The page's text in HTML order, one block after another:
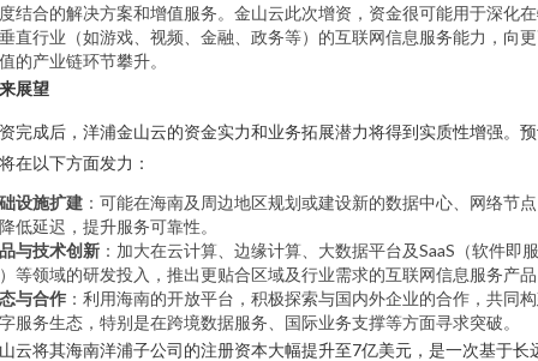
结合的解决方案和增值服务。金山云此次增资，资金很可能用于深化
直行业（如游戏、视频、金融、政务等）的互联网信息服务能力，向
的产业链环节攀升。
展望
完成后，洋浦金山云的资金实力和业务拓展潜力将得到实质性增强。
在以下方面发力：
设施扩建 ：可能在海南及周边地区规划或建设新的数据中心、网络节
低延迟，提升服务可靠性。
与技术创新 ：加大在云计算、边缘计算、大数据平台及SaaS（软件即服
等领域的研发投入，推出更贴合区域及行业需求的互联网信息服务产
与合作 ：利用海南的开放平台，积极探索与国内外企业的合作，共同
服务生态，特别是在跨境数据服务、国际业务支撑等方面寻求突破。
云将其海南洋浦子公司的注册资本大幅提升至7亿美元，是一次基于长